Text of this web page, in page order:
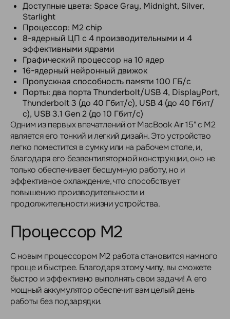
Доступные цвета: Space Gray, Midnight, Silver,
Starlight
Процессор: M2 chip
8-ядерный ЦП с 4 производительными и 4
эффективными ядрами
Графический процессор на 10 ядер
16-ядерный нейронный движок
Пропускная способность памяти 100 ГБ/с
Порты: два порта Thunderbolt/USB 4, DisplayPort,
Thunderbolt 3 (до 40 Гбит/с), USB 4 (до 40 Гбит/
с), USB 3.1 Gen 2 (до 10 Гбит/с)
Одним из первых впечатлений от MacBook Air 15" с M2
является его тонкий и легкий дизайн. Это устройство
легко поместится в сумку или на рабочем столе, и,
благодаря его безвентиляторной конструкции, оно не
только обеспечивает бесшумную работу, но и
эффективное охлаждение, что способствует
повышению производительности и
продолжительности жизни устройства.
Процессор M2
С новым процессором M2 работа становится намного
проще и быстрее. Благодаря этому чипу, вы сможете
быстро и эффективно выполнять свои задачи! А его
мощный аккумулятор обеспечит вам целый день
работы без подзарядки.